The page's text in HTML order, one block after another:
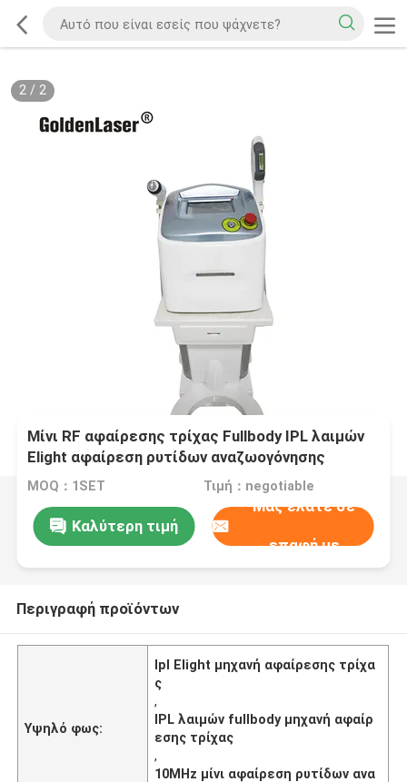
2/ 2
Μίνι RF αφαίρεσης τρίχας Fullbody IPL λαιμών
Elight αφαίρεση ρυτίδων αναζωογόνησης
μηχανών
MOQ：1SET Τιμή：negotiable
Καλύτερη τιμή
Μας ελάτε σε
επαφή με
Περιγραφή προϊόντων
Υψηλό φως:
Ipl Elight μηχανή αφαίρεσης τρίχα
ς
,
IPL λαιμών fullbody μηχανή αφαίρ
εσης τρίχας
,
10MHz μίνι αφαίρεση ρυτίδων ανα